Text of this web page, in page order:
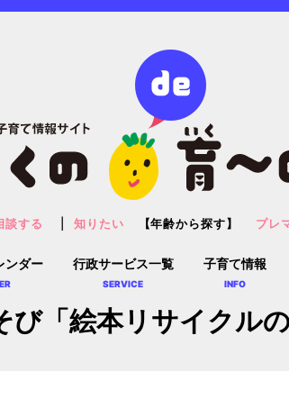
ンダー 行政サービス一覧
SERVICE
子育て情報
INFO
談する 知りたい 【年齢から探す】 プレ
び「絵本リサイクル